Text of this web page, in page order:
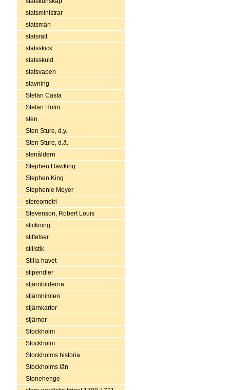
statsministrar
statsmän
statsrätt
statsskick
statsskuld
statsvapen
stavning
Stefan Casta
Stefan Holm
sten
Sten Sture, d.y.
Sten Sture, d.ä.
stenåldern
Stephen Hawking
Stephen King
Stephenie Meyer
stereometri
Stevenson, Robert Louis
stickning
stiftelser
stilistik
Stilla havet
stipendier
stjärnbilderna
stjärnhimlen
stjärnkartor
stjärnor
Stockholm
Stockholm
Stockholms historia
Stockholms län
Stonehenge